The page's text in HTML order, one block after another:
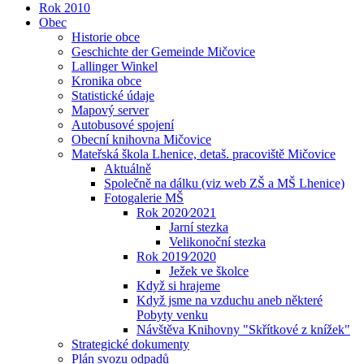
Rok 2010
Obec
Historie obce
Geschichte der Gemeinde Mičovice
Lallinger Winkel
Kronika obce
Statistické údaje
Mapový server
Autobusové spojení
Obecní knihovna Mičovice
Mateřská škola Lhenice, detaš. pracoviště Mičovice
Aktuálně
Společně na dálku (viz web ZŠ a MŠ Lhenice)
Fotogalerie MŠ
Rok 2020⁄2021
Jarní stezka
Velikonoční stezka
Rok 2019⁄2020
Ježek ve školce
Když si hrajeme
Když jsme na vzduchu aneb některé
Pobyty venku
Návštěva Knihovny "Skřítkové z knížek"
Strategické dokumenty
Plán svozu odpadů